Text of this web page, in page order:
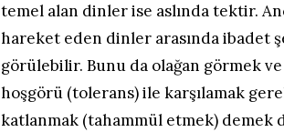
temel alan dinler ise aslında tektir.
hareket eden dinler arasında ibadet
görülebilir. Bunu da olağan görmek
hoşgörü (tolerans) ile karşılamak
katlanmak (tahammül etmek) demek